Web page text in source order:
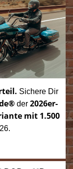
Sichere Dir
der 2026er-
mit 1.500